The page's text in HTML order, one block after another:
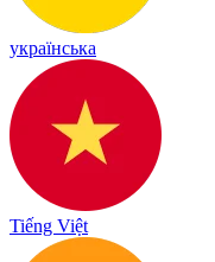
українська
Tiếng Việt